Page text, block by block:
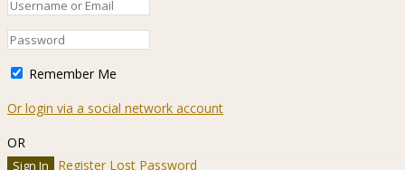
Remember Me
Or login via a social network account
OR
Register Lost Password